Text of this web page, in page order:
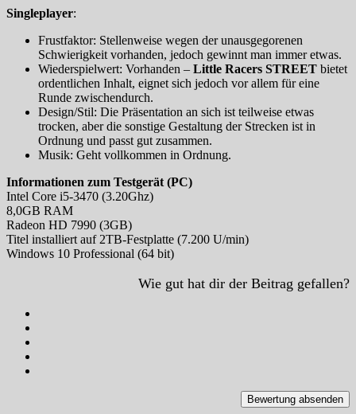
Singleplayer:
Frustfaktor: Stellenweise wegen der unausgegorenen
Schwierigkeit vorhanden, jedoch gewinnt man immer etwas.
Wiederspielwert: Vorhanden – Little Racers STREET bietet
ordentlichen Inhalt, eignet sich jedoch vor allem für eine
Runde zwischendurch.
Design/Stil: Die Präsentation an sich ist teilweise etwas
trocken, aber die sonstige Gestaltung der Strecken ist in
Ordnung und passt gut zusammen.
Musik: Geht vollkommen in Ordnung.
Informationen zum Testgerät (PC)
Intel Core i5-3470 (3.20Ghz)
8,0GB RAM
Radeon HD 7990 (3GB)
Titel installiert auf 2TB-Festplatte (7.200 U/min)
Windows 10 Professional (64 bit)
Wie gut hat dir der Beitrag gefallen?
Bewertung absenden